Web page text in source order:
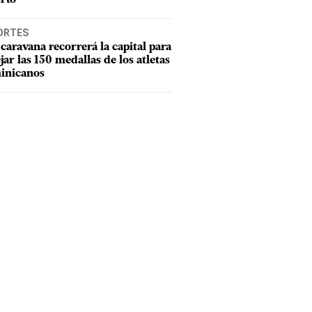
recorrerá la capital para
las 150 medallas de los atletas